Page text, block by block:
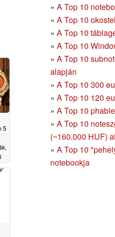
» A Top 10
» A Top 10
» A Top 10
» A Top 10
» A Top 10
alapján
» A Top 10 300
» A Top 10 120
» A Top 10
» A Top 10
(~160.000 HUF)
» A Top 10
notebookja
5